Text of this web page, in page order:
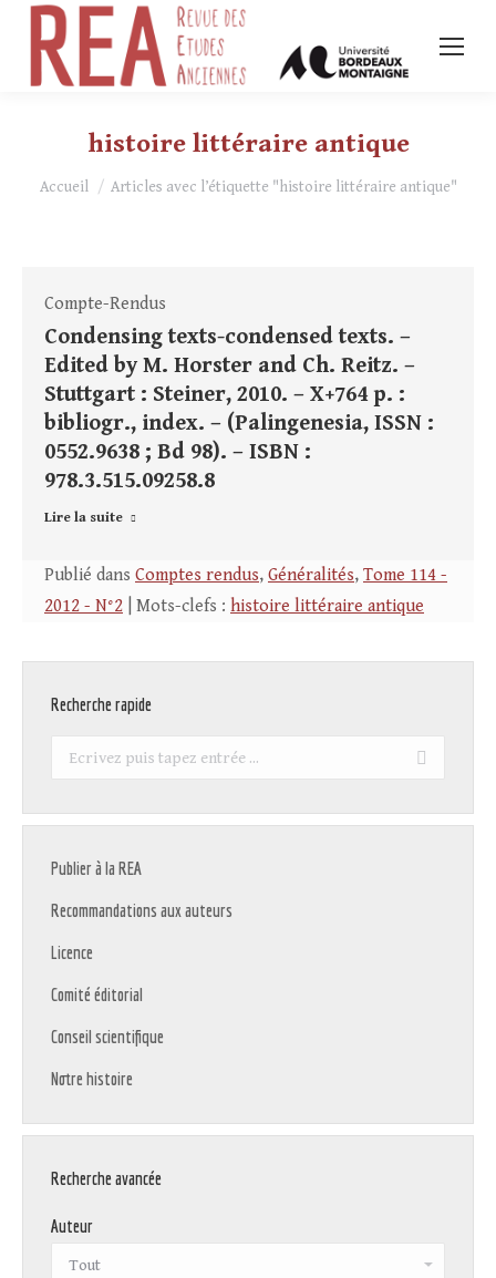
histoire littéraire antique
Vous êtes ici :
Accueil Articles avec l’étiquette "histoire littéraire antique"
Compte-Rendus
Condensing texts-condensed texts. –
Edited by M. Horster and Ch. Reitz. –
Stuttgart : Steiner, 2010. – X+764 p. :
bibliogr., index. – (Palingenesia, ISSN :
0552.9638 ; Bd 98). – ISBN :
978.3.515.09258.8
Lire la suite
Publié dans Comptes rendus, Généralités, Tome 114 -
2012 - N°2 | Mots-clefs : histoire littéraire antique
Recherche rapide
Recherche
Publier à la REA
Recommandations aux auteurs
Licence
Comité éditorial
Conseil scientifique
Notre histoire
Recherche avancée
Auteur